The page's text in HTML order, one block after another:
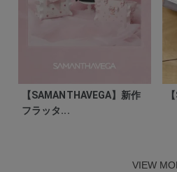
【SAMANTHAVEGA】新作
フラッタ...
VIEW